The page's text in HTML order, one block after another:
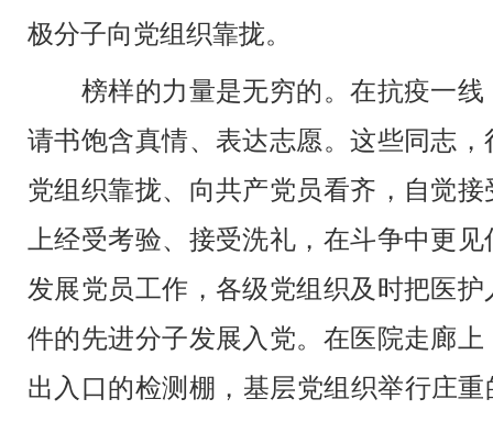
极分子向党组织靠拢。
榜样的力量是无穷的。在抗疫一线
请书饱含真情、表达志愿。这些同志
党组织靠拢、向共产党员看齐，自觉
上经受考验、接受洗礼，在斗争中更
发展党员工作，各级党组织及时把医
件的先进分子发展入党。在医院走廊
出入口的检测棚，基层党组织举行庄